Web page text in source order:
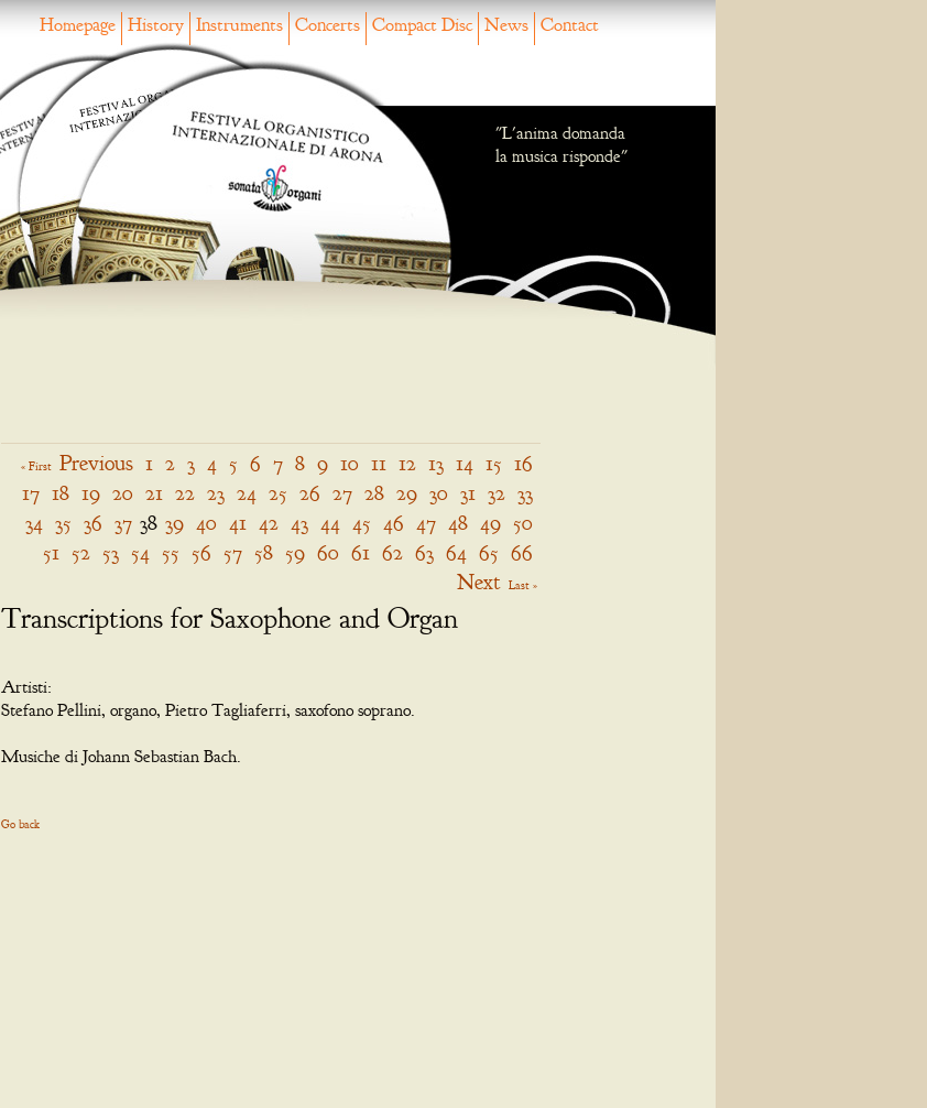
Homepage History Instruments Concerts Compact Disc News Contact
"L'anima domanda
la musica risponde"
« First Previous 1 2 3 4 5 6 7 8 9 10 11 12 13 14 15 16
17 18 19 20 21 22 23 24 25 26 27 28 29 30 31 32 33
34 35 36 37 38 39 40 41 42 43 44 45 46 47 48 49 50
51 52 53 54 55 56 57 58 59 60 61 62 63 64 65 66
Next Last »
Transcriptions for Saxophone and Organ
Artisti:
Stefano Pellini, organo, Pietro Tagliaferri, saxofono soprano.
Musiche di Johann Sebastian Bach.
Go back